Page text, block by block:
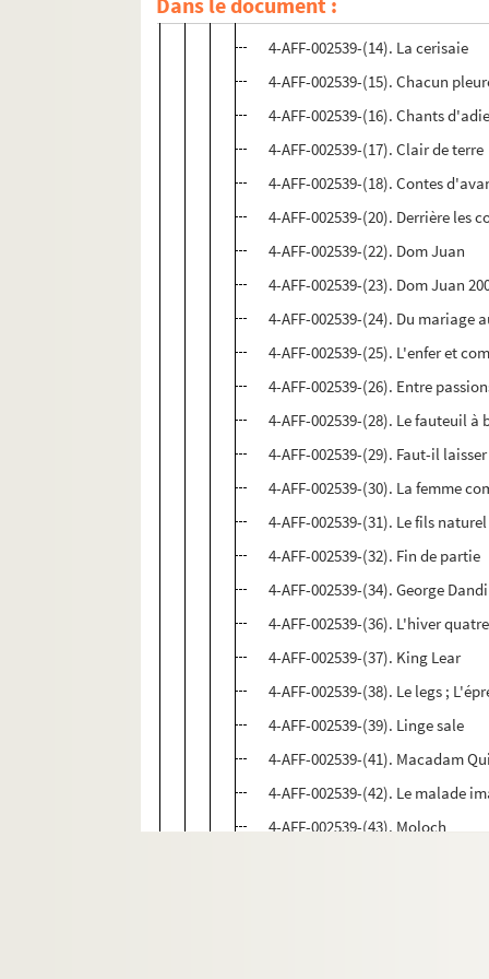
4-AFF-002539-(13). Le cercle de
4-AFF-002539-(14). La cerisaie
4-AFF-002539-(15). Chacun
4-AFF-002539-(16). Chants
4-AFF-002539-(17). Clair de terre
4-AFF-002539-(18). Contes
4-AFF-002539-(20). Derrière les
4-AFF-002539-(22). Dom Juan
4-AFF-002539-(23). Dom Juan
4-AFF-002539-(24). Du mariage
4-AFF-002539-(25). L'enfer et
4-AFF-002539-(26). Entre
4-AFF-002539-(28). Le fauteuil à
4-AFF-002539-(29). Faut-il
4-AFF-002539-(30). La femme
4-AFF-002539-(31). Le fils
4-AFF-002539-(32). Fin de partie
4-AFF-002539-(34). George
4-AFF-002539-(36). L'hiver
4-AFF-002539-(37). King Lear
4-AFF-002539-(38). Le legs ;
4-AFF-002539-(39). Linge sale
4-AFF-002539-(41). Macadam
4-AFF-002539-(42). Le malade
4-AFF-002539-(43). Moloch